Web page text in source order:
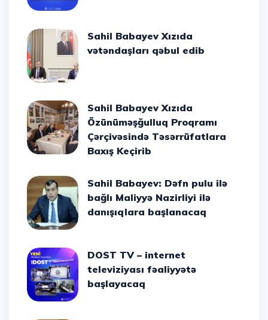
Sahil Babayev Xızıda
vətəndaşları qəbul edib
Sahil Babayev Xızıda
Özünüməşğulluq Proqramı
Çərçivəsində Təsərrüfatlara
Baxış Keçirib
Sahil Babayev: Dəfn pulu ilə
bağlı Maliyyə Nazirliyi ilə
danışıqlara başlanacaq
DOST TV – internet
televiziyası fəaliyyətə
başlayacaq